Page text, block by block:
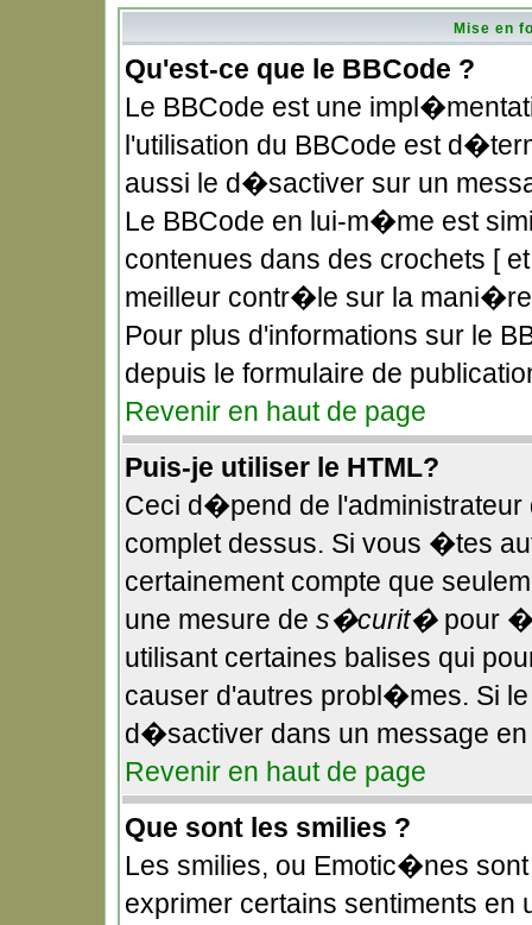
Mise en
Qu'est-ce que le BBCode ?
Le BBCode est une
l'utilisation du BBCode est
aussi le d�sactiver sur un
Le BBCode en lui-m�me est
contenues dans des crochets [
meilleur contr�le sur la
Pour plus d'informations sur le
depuis le formulaire de
Revenir en haut de page
Puis-je utiliser le HTML?
Ceci d�pend de
complet dessus. Si vous �tes
certainement compte que
une mesure de s�curit�pour
utilisant certaines balises qui
causer d'autres probl�mes. Si
d�sactiver dans un message
Revenir en haut de page
Que sont les smilies ?
Les smilies, ou Emotic�nes
exprimer certains sentiments en